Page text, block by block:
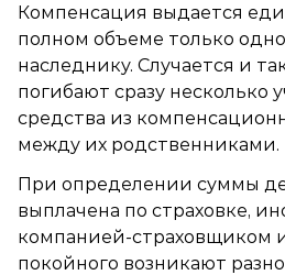
Компенсация выдается
полном объеме только
наследнику. Случается и
погибают сразу несколько
средства из
между их родственниками.
При определении суммы
выплачена по страховке,
компанией-страховщиком
покойного возникают